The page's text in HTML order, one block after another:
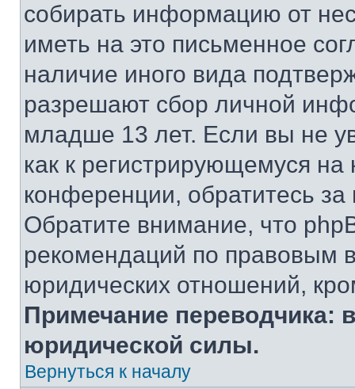
собирать информацию от
иметь на это письменное
наличие иного вида
разрешают сбор личной
младше 13 лет. Если вы не
как к регистрирующемуся
конференции, обратитесь
Обратите внимание, что
рекомендаций по правовым
юридических отношений,
Примечание переводчика:
юридической силы.
Вернуться к началу